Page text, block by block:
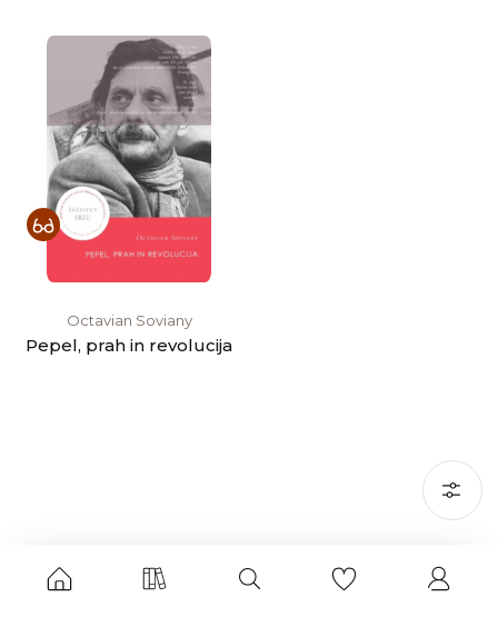
Octavian Soviany
Pepel, prah in revolucija